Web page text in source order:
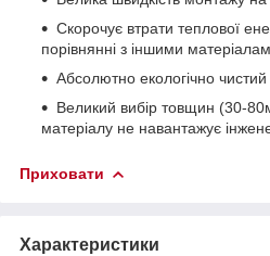
Скорочує втрати теплової
порівнянні з іншими
Абсолютно екологічно чистий
Великий вибір товщин (30-
матеріалу не навантажує
Приховати
Характеристики